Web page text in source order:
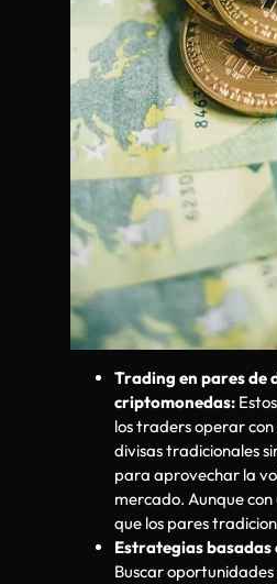
Trading en pares de
criptomonedas:
los traders operar
divisas tradicionales
para aprovechar la
mercado. Aunque
que los pares
Estrategias
Buscar